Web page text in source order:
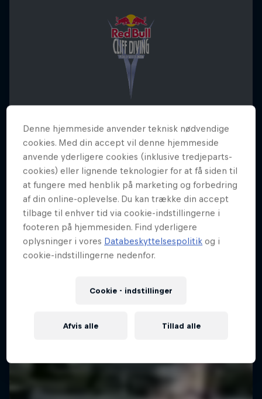
Red Bull Cliff Diving World Series 2026 -
Danmark
27 Juni 2026
CLIFF DIVING
Se replay
Denne hjemmeside anvender teknisk nødvendige
cookies. Med din accept vil denne hjemmeside
anvende yderligere cookies (inklusive tredjeparts-
cookies) eller lignende teknologier for at få siden til
at fungere med henblik på marketing og forbedring
af din online-oplevelse. Du kan trække din accept
tilbage til enhver tid via cookie-indstillingerne i
footeren på hjemmesiden. Find yderligere
oplysninger i vores Databeskyttelsespolitik og i
cookie-indstillingerne nedenfor.
Cookie - indstillinger
Afvis alle Tillad alle